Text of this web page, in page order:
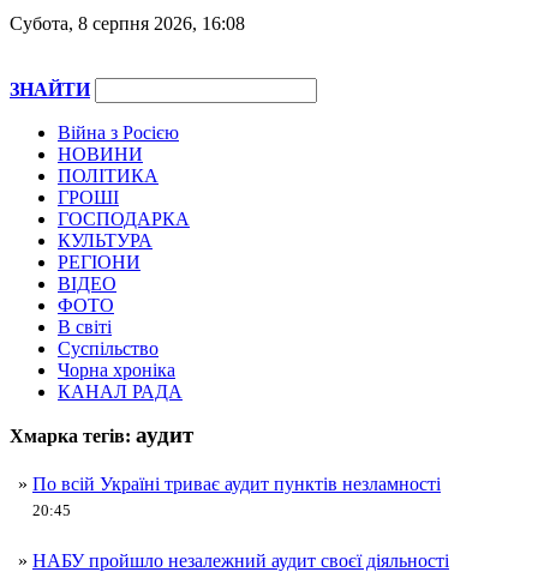
Субота, 8 серпня 2026, 16:08
ЗНАЙТИ
Війна з Росією
НОВИНИ
ПОЛІТИКА
ГРОШІ
ГОСПОДАРКА
КУЛЬТУРА
РЕГІОНИ
ВІДЕО
ФОТО
В світі
Суспільство
Чорна хроніка
КАНАЛ РАДА
Хмарка тегів: аудит
» По всій Україні триває аудит пунктів незламності
20:45
» НАБУ пройшло незалежний аудит своєї діяльності